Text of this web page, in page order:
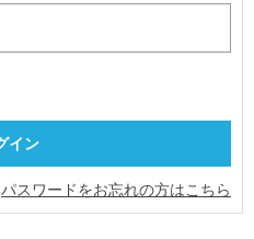
パスワードをお忘れの方はこちら